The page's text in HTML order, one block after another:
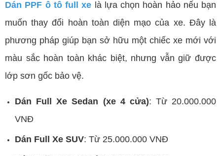
Dán PPF ô tô full xe là lựa chọn hoàn hảo nếu bạn
muốn thay đổi hoàn toàn diện mạo của xe. Đây là
phương pháp giúp bạn sở hữu một chiếc xe mới với
màu sắc hoàn toàn khác biệt, nhưng vẫn giữ được
lớp sơn gốc bảo vệ.
Dán Full Xe Sedan (xe 4 cửa): Từ 20.000.000
VNĐ
Dán Full Xe SUV: Từ 25.000.000 VNĐ